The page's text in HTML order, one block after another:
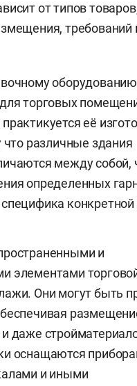
от типов
требований
торговых
её
что различные здания
между собой,
определенных
конкретной
и
элементами
Они могут быть
даже
оснащаются
и иными